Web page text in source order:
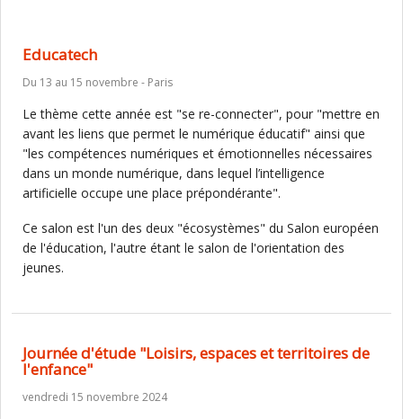
Educatech
Du 13 au 15 novembre - Paris
Le thème cette année est "se re-connecter", pour "mettre en
avant les liens que permet le numérique éducatif" ainsi que
"les compétences numériques et émotionnelles nécessaires
dans un monde numérique, dans lequel l’intelligence
artificielle occupe une place prépondérante".
Ce salon est l'un des deux "écosystèmes" du Salon européen
de l'éducation, l'autre étant le salon de l'orientation des
jeunes.
Journée d'étude "Loisirs, espaces et territoires de
l'enfance"
vendredi 15 novembre 2024